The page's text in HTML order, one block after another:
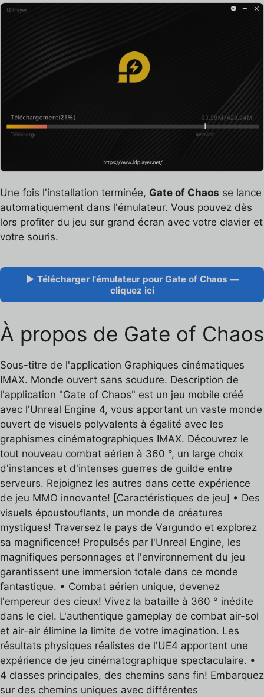
Une fois l'installation terminée, Gate of Chaos se lance
automatiquement dans l'émulateur. Vous pouvez dès
lors profiter du jeu sur grand écran avec votre clavier et
votre souris.
▶ Télécharger l'émulateur pour Gate of Chaos —
cliquez ici
À propos de Gate of Chaos
Sous-titre de l'application Graphiques cinématiques
IMAX. Monde ouvert sans soudure. Description de
l'application "Gate of Chaos" est un jeu mobile créé
avec l'Unreal Engine 4, vous apportant un vaste monde
ouvert de visuels polyvalents à égalité avec les
graphismes cinématographiques IMAX. Découvrez le
tout nouveau combat aérien à 360 °, un large choix
d'instances et d'intenses guerres de guilde entre
serveurs. Rejoignez les autres dans cette expérience
de jeu MMO innovante! [Caractéristiques de jeu] • Des
visuels époustouflants, un monde de créatures
mystiques! Traversez le pays de Vargundo et explorez
sa magnificence! Propulsés par l'Unreal Engine, les
magnifiques personnages et l'environnement du jeu
garantissent une immersion totale dans ce monde
fantastique. • Combat aérien unique, devenez
l'empereur des cieux! Vivez la bataille à 360 ° inédite
dans le ciel. L'authentique gameplay de combat air-sol
et air-air élimine la limite de votre imagination. Les
résultats physiques réalistes de l'UE4 apportent une
expérience de jeu cinématographique spectaculaire. •
4 classes principales, des chemins sans fin! Embarquez
sur des chemins uniques avec différentes